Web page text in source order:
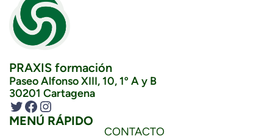
PRAXIS formación
Paseo Alfonso XIII, 10, 1º A y B
30201 Cartagena
Twitter Facebook Instagram
MENÚ RÁPIDO
CONTACTO